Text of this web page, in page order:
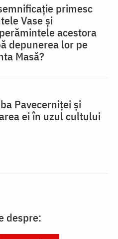
primesc
Vase și
acestora
depunerea lor pe
Masă?
Pavecerniței și
ei în uzul cultului
despre: